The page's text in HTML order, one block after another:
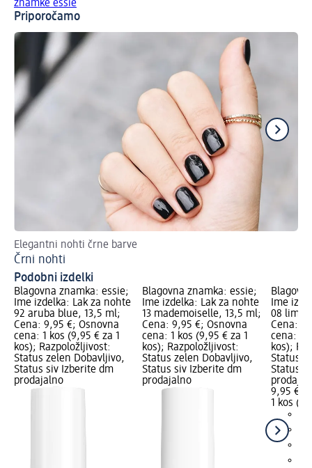
znamke essie
Priporočamo
Elegantni nohti črne barve
Črni nohti
Podobni izdelki
Blagovna znamka: essie;
Ime izdelka: Lak za nohte
92 aruba blue, 13,5 ml;
Cena: 9,95 €; Osnovna
cena: 1 kos (9,95 € za 1
kos); Razpoložljivost:
Status zelen Dobavljivo,
Status siv Izberite dm
prodajalno
Blagovna znamka: essie;
Ime izdelka: Lak za nohte
13 mademoiselle, 13,5 ml;
Cena: 9,95 €; Osnovna
cena: 1 kos (9,95 € za 1
kos); Razpoložljivost:
Status zelen Dobavljivo,
Status siv Izberite dm
prodajalno
Ime
08 limo-
Cena:
cena: 1
kos);
Status
Status
9,95 €
1 kos